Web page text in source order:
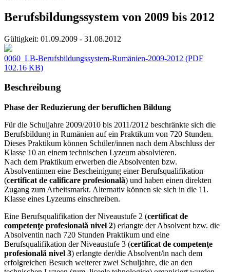
Berufsbildungssystem von 2009 bis 2012
Gültigkeit: 01.09.2009 - 31.08.2012
0060_LB-Berufsbildungssystem-Rumänien-2009-2012 (PDF
102.16 KB)
Beschreibung
Phase der Reduzierung der beruflichen Bildung
Für die Schuljahre 2009/2010 bis 2011/2012 beschränkte sich die
Berufsbildung in Rumänien auf ein Praktikum von 720 Stunden.
Dieses Praktikum können Schüler/innen nach dem Abschluss der
Klasse 10 an einem technischen Lyzeum absolvieren.
Nach dem Praktikum erwerben die Absolventen bzw.
Absolventinnen eine Bescheinigung einer Berufsqualifikation
(certificat de calificare profesională) und haben einen direkten
Zugang zum Arbeitsmarkt. Alternativ können sie sich in die 11.
Klasse eines Lyzeums einschreiben.
Eine Berufsqualifikation der Niveaustufe 2 (certificat de
competenţe profesională nivel 2) erlangte der Absolvent bzw. die
Absolventin nach 720 Stunden Praktikum und eine
Berufsqualifikation der Niveaustufe 3 (certificat de competenţe
profesională nivel 3) erlangte der/die Absolvent/in nach dem
erfolgreichen Besuch weiterer zwei Schuljahre, die an den